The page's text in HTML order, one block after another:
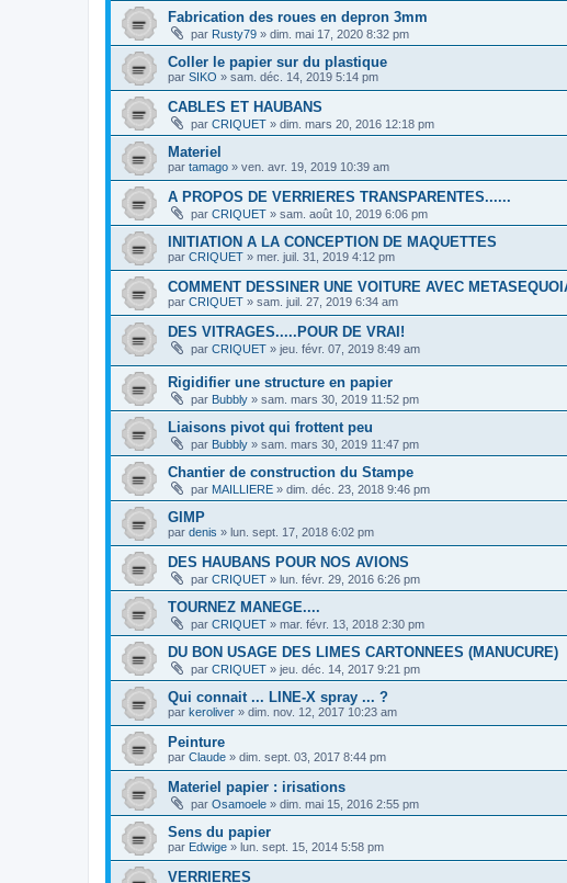
Fabrication des roues en depron 3mm
par Rusty79 » dim. mai 17, 2020 8:32 pm
Coller le papier sur du plastique
par SIKO » sam. déc. 14, 2019 5:14 pm
CABLES ET HAUBANS
par CRIQUET » dim. mars 20, 2016 12:18 pm
Materiel
par tamago » ven. avr. 19, 2019 10:39 am
A PROPOS DE VERRIERES TRANSPARENTES......
par CRIQUET » sam. août 10, 2019 6:06 pm
INITIATION A LA CONCEPTION DE MAQUETTES
par CRIQUET » mer. juil. 31, 2019 4:12 pm
COMMENT DESSINER UNE VOITURE AVEC
par CRIQUET » sam. juil. 27, 2019 6:34 am
DES VITRAGES.....POUR DE VRAI!
par CRIQUET » jeu. févr. 07, 2019 8:49 am
Rigidifier une structure en papier
par Bubbly » sam. mars 30, 2019 11:52 pm
Liaisons pivot qui frottent peu
par Bubbly » sam. mars 30, 2019 11:47 pm
Chantier de construction du Stampe
par MAILLIERE » dim. déc. 23, 2018 9:46 pm
GIMP
par denis » lun. sept. 17, 2018 6:02 pm
DES HAUBANS POUR NOS AVIONS
par CRIQUET » lun. févr. 29, 2016 6:26 pm
TOURNEZ MANEGE....
par CRIQUET » mar. févr. 13, 2018 2:30 pm
DU BON USAGE DES LIMES CARTONNEES (MANUCURE)
par CRIQUET » jeu. déc. 14, 2017 9:21 pm
Qui connait ... LINE-X spray ... ?
par keroliver » dim. nov. 12, 2017 10:23 am
Peinture
par Claude » dim. sept. 03, 2017 8:44 pm
Materiel papier : irisations
par Osamoele » dim. mai 15, 2016 2:55 pm
Sens du papier
par Edwige » lun. sept. 15, 2014 5:58 pm
VERRIERES